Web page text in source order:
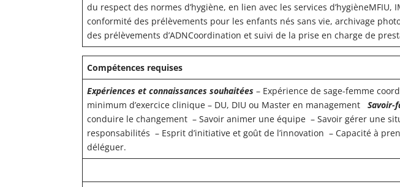
du respect des normes d’hygiène, en lien avec les services
conformité des prélèvements pour les enfants nés sans vie, archivage
des prélèvements d’ADNCoordination et suivi de la prise en charge de
Compétences requises
Expériences et connaissances souhaitées – Expérience de sage-femme
minimum d’exercice clinique – DU, DIU ou Master en managementSavoir-
conduire le changement – Savoir animer une équipe – Savoir gérer une
responsabilités – Esprit d’initiative et goût de l’innovation – Capacité à
déléguer.